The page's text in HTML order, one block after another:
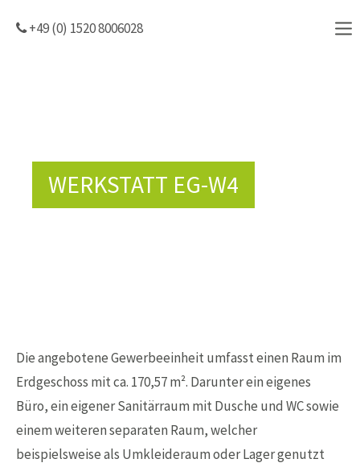
+49 (0) 1520 8006028
WERKSTATT EG-W4
Die angebotene Gewerbeeinheit umfasst einen Raum im
Erdgeschoss mit ca. 170,57 m². Darunter ein eigenes
Büro, ein eigener Sanitärraum mit Dusche und WC sowie
einem weiteren separaten Raum, welcher
beispielsweise als Umkleideraum oder Lager genutzt